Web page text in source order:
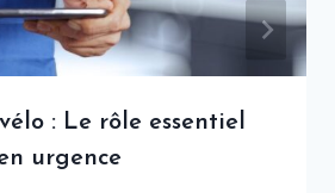
: Le rôle essentiel
urgence